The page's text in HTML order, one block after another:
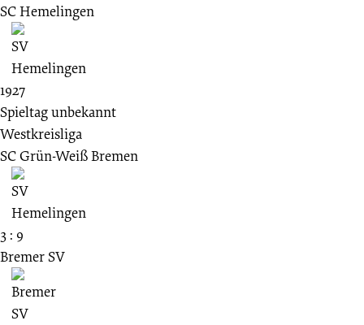
SC Hemelingen
1927
Spieltag unbekannt
Westkreisliga
SC Grün-Weiß Bremen
3 : 9
Bremer SV